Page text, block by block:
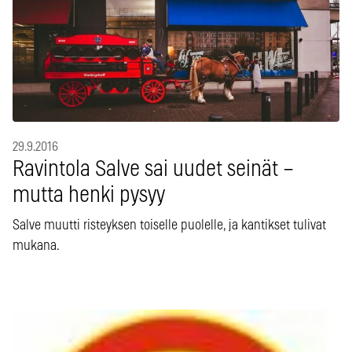
29.9.2016
Ravintola Salve sai uudet seinät –
mutta henki pysyy
Salve muutti risteyksen toiselle puolelle, ja kantikset tulivat
mukana.